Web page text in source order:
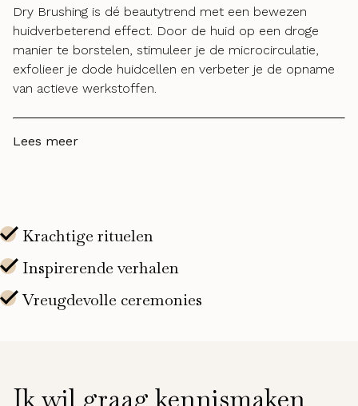
Dry Brushing is dé beautytrend met een bewezen
huidverbeterend effect. Door de huid op een droge
manier te borstelen, stimuleer je de microcirculatie,
exfolieer je dode huidcellen en verbeter je de opname
van actieve werkstoffen.
Lees meer
Ik wil graag kennismaken